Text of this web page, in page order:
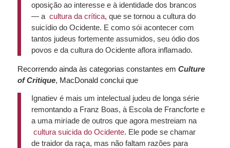
oposição ao interesse e à identidade dos brancos
— a cultura dacrítica, que se tornou a cultura do
suicídio do Ocidente. E como sói acontecer com
tantos judeus fortemente assumidos, seu ódio dos
povos e da cultura do Ocidente aflora inflamado.
Recorrendo ainda às categorias constantes em Culture
of Critique, MacDonald conclui que
Ignatiev é mais um intelectual judeu de longa série
remontando a Franz Boas, à Escola de Francforte e
a uma miríade de outros que agora mestreiam na
cultura suicida do Ocidente. Ele pode se chamar
de traidor da raça, mas não faltam razões para